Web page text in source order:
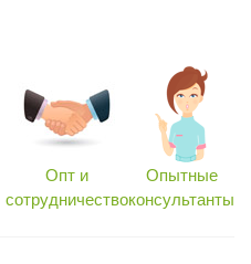
Опт и
сотрудничество
Опытные
консультанты